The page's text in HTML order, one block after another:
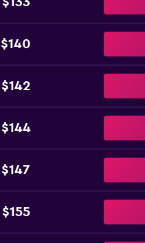
$140
$142
$144
$147
$155